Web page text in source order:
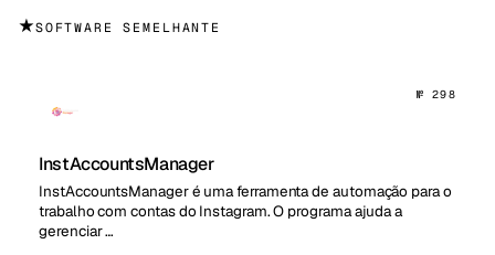
★SOFTWARE SEMELHANTE
№ 298
InstAccountsManager
InstAccountsManager é uma ferramenta de automação para o
trabalho com contas do Instagram. O programa ajuda a
gerenciar …